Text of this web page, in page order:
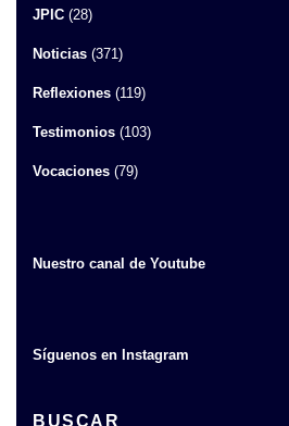
JPIC (28)
Noticias (371)
Reflexiones (119)
Testimonios (103)
Vocaciones (79)
Nuestro canal de Youtube
Síguenos en Instagram
BUSCAR